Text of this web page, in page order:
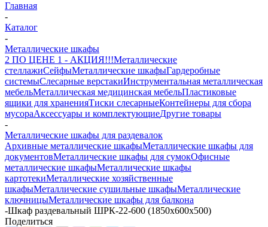
Главная
-
Каталог
-
Металлические шкафы
2 ПО ЦЕНЕ 1 - АКЦИЯ!!!Металлические
стеллажиСейфыМеталлические шкафыГардеробные
системыСлесарные верстакиИнструментальная металлическая
мебельМеталлическая медицинская мебельПластиковые
ящики для храненияТиски слесарныеКонтейнеры для сбора
мусораАксессуары и комплектующиеДругие товары
-
Металлические шкафы для раздевалок
Архивные металлические шкафыМеталлические шкафы для
документовМеталлические шкафы для сумокОфисные
металлические шкафыМеталлические шкафы
картотекиМеталлические хозяйственные
шкафыМеталлические сушильные шкафыМеталлические
ключницыМеталлические шкафы для балкона
-Шкаф раздевальный ШРК-22-600 (1850x600x500)
Поделиться